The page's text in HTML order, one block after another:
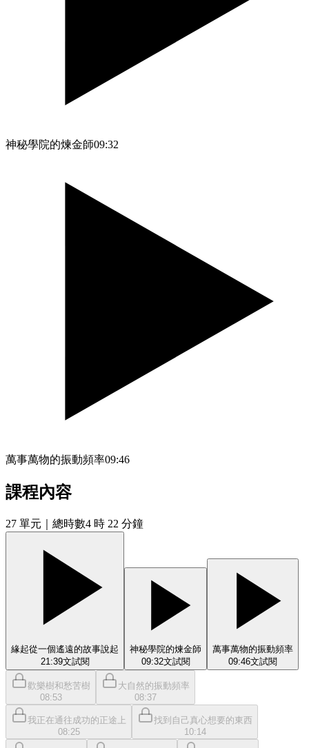
神秘學院的煉金師09:32
萬事萬物的振動頻率09:46
課程內容
27 單元 ｜總時數4 時 22 分鐘
緣起從一個遙遠的故事說起
21:39文試閱
神秘學院的煉金師
09:32文試閱
萬事萬物的振動頻率
09:46文試閱
歡樂樹和愁苦樹
08:53
大自然的振動頻率
08:37
我正在通往成功的正途上
08:25
找到自己真心想要的東西
10:14